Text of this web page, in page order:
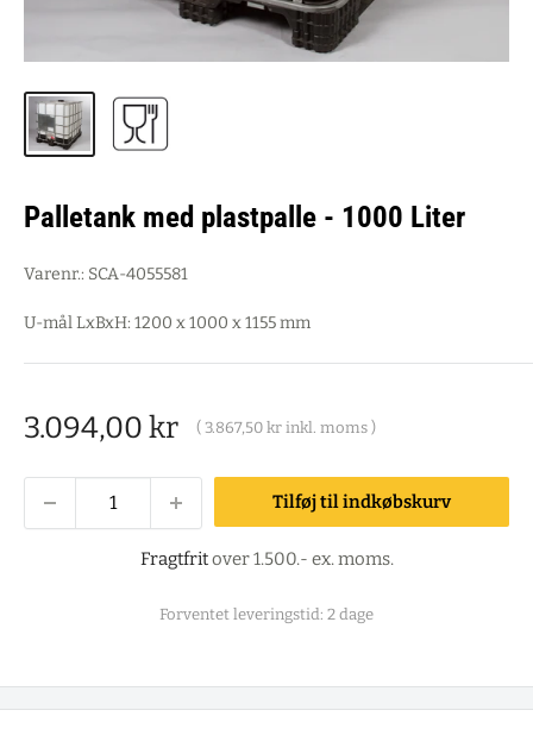
Palletank med plastpalle - 1000 Liter
Varenr.: SCA-4055581
U-mål LxBxH: 1200 x 1000 x 1155 mm
Salgspris
3.094,00 kr ( 3.867,50 kr inkl. moms )
Tilføj til indkøbskurv
Fragtfritover 1.500.- ex. moms.
Forventet leveringstid: 2 dage